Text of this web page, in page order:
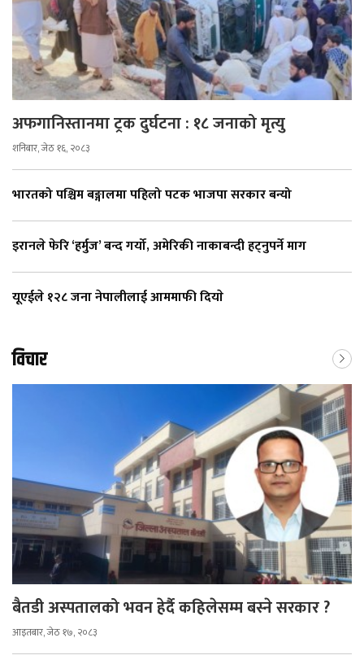
अफगानिस्तानमा ट्रक दुर्घटना : १८ जनाको मृत्यु
शनिबार, जेठ १६, २०८३
भारतको पश्चिम बङ्गालमा पहिलो पटक भाजपा सरकार बन्यो
इरानले फेरि ‘हर्मुज’ बन्द गर्यो, अमेरिकी नाकाबन्दी हट्नुपर्ने माग
यूएईले १२८ जना नेपालीलाई आममाफी दियाे
विचार
बैतडी अस्पतालको भवन हेर्दै कहिलेसम्म बस्ने सरकार ?
आइतबार, जेठ १७, २०८३